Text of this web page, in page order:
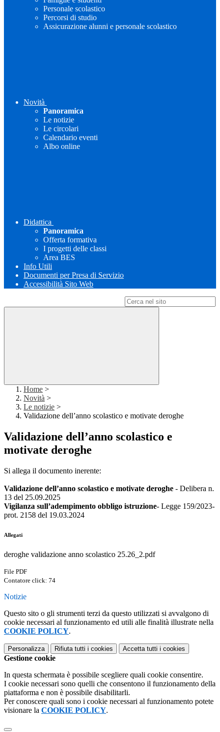
Personale scolastico
Percorsi di studio
Assicurazione alunni e personale scolastico
Novità
Panoramica
Le notizie
Le circolari
Calendario eventi
Albo online
Didattica
Panoramica
Offerta formativa
I progetti delle classi
Area BES
Info Utili
Documenti per Presa di Servizio
Accessibilità Sito Web
Home >
Novità >
Le notizie >
Validazione dell’anno scolastico e motivate deroghe
Validazione dell’anno scolastico e
motivate deroghe
Si allega il documento inerente:
Validazione dell’anno scolastico e motivate deroghe - Delibera n.
13 del 25.09.2025
Vigilanza sull’adempimento obbligo istruzione- Legge 159/2023-
prot. 2158 del 19.03.2024
Allegati
deroghe validazione anno scolastico 25.26_2.pdf
File PDF
Contatore click: 74
Notizie
Questo sito o gli strumenti terzi da questo utilizzati si avvalgono di
cookie necessari al funzionamento ed utili alle finalità illustrate nella
COOKIE POLICY.
Personalizza Rifiuta tutti i cookies Accetta tutti i cookies
Gestione cookie
In questa schermata è possibile scegliere quali cookie consentire.
I cookie necessari sono quelli che consentono il funzionamento della
piattaforma e non è possibile disabilitarli.
Per conoscere quali sono i cookie necessari al funzionamento potete
visionare la COOKIE POLICY.